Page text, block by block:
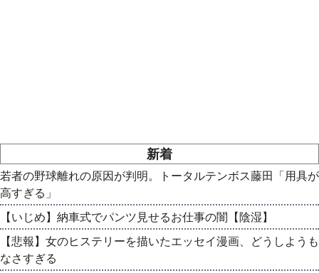
新着
若者の野球離れの原因が判明。トータルテンボス藤田「用具が
高すぎる」
【いじめ】納車式でパンツ見せるお仕事の闇【陰湿】
【悲報】女のヒステリーを描いたエッセイ漫画、どうしようも
なさすぎる